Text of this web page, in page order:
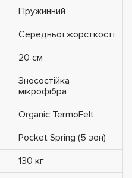
Пружинний
Середньої жорсткості
20 см
Зносостійка
мікрофібра
Organic TermoFelt
Pocket Spring (5 зон)
130 кг